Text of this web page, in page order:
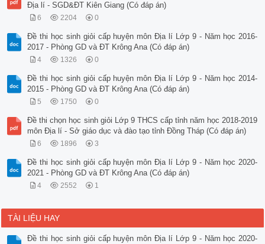
Địa lí - SGD&ĐT Kiên Giang (Có đáp án)
6 2204 0
Đề thi học sinh giỏi cấp huyện môn Địa lí Lớp 9 - Năm học 2016-
2017 - Phòng GD và ĐT Krông Ana (Có đáp án)
4 1326 0
Đề thi học sinh giỏi cấp huyện môn Địa lí Lớp 9 - Năm học 2014-
2015 - Phòng GD và ĐT Krông Ana (Có đáp án)
5 1750 0
Đề thi chọn học sinh giỏi Lớp 9 THCS cấp tỉnh năm học 2018-2019
môn Địa lí - Sở giáo dục và đào tạo tỉnh Đồng Tháp (Có đáp án)
6 1896 3
Đề thi học sinh giỏi cấp huyện môn Địa lí Lớp 9 - Năm học 2020-
2021 - Phòng GD và ĐT Krông Ana (Có đáp án)
4 2552 1
TÀI LIỆU HAY
Đề thi học sinh giỏi cấp huyện môn Địa lí Lớp 9 - Năm học 2020-